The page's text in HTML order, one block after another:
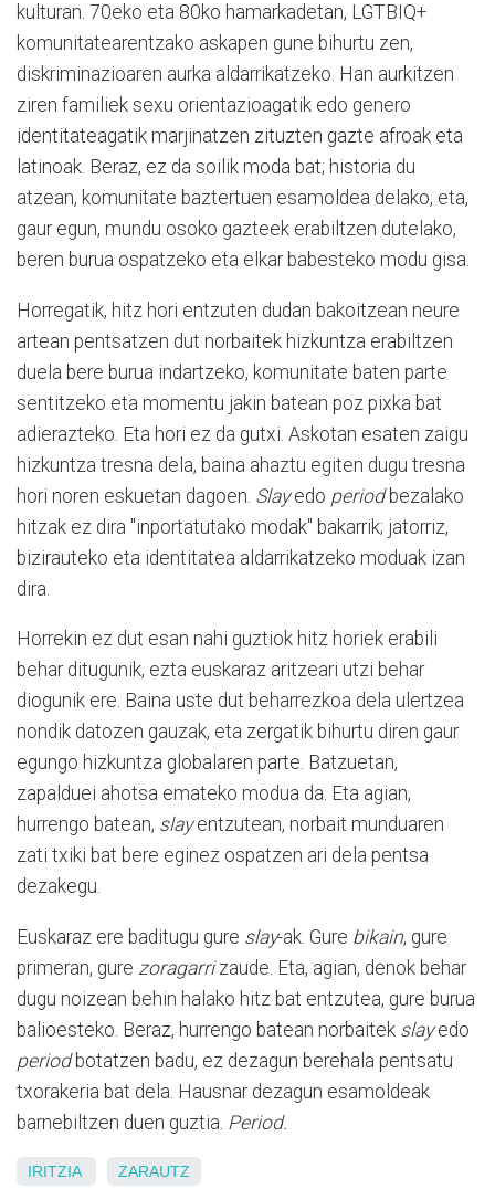
kulturan. 70eko eta 80ko hamarkadetan, LGTBIQ+
komunitatearentzako askapen gune bihurtu zen,
diskriminazioaren aurka aldarrikatzeko. Han aurkitzen
ziren familiek sexu orientazioagatik edo genero
identitateagatik marjinatzen zituzten gazte afroak eta
latinoak. Beraz, ez da soilik moda bat; historia du
atzean, komunitate baztertuen esamoldea delako, eta,
gaur egun, mundu osoko gazteek erabiltzen dutelako,
beren burua ospatzeko eta elkar babesteko modu gisa.
Horregatik, hitz hori entzuten dudan bakoitzean neure
artean pentsatzen dut norbaitek hizkuntza erabiltzen
duela bere burua indartzeko, komunitate baten parte
sentitzeko eta momentu jakin batean poz pixka bat
adierazteko. Eta hori ez da gutxi. Askotan esaten zaigu
hizkuntza tresna dela, baina ahaztu egiten dugu tresna
hori noren eskuetan dagoen. Slayedo periodbezalako
hitzak ez dira "inportatutako modak" bakarrik; jatorriz,
bizirauteko eta identitatea aldarrikatzeko moduak izan
dira.
Horrekin ez dut esan nahi guztiok hitz horiek erabili
behar ditugunik, ezta euskaraz aritzeari utzi behar
diogunik ere. Baina uste dut beharrezkoa dela ulertzea
nondik datozen gauzak, eta zergatik bihurtu diren gaur
egungo hizkuntza globalaren parte. Batzuetan,
zapalduei ahotsa emateko modua da. Eta agian,
hurrengo batean, slayentzutean, norbait munduaren
zati txiki bat bere eginez ospatzen ari dela pentsa
dezakegu.
Euskaraz ere baditugu gure slay-ak. Gure bikain, gure
primeran, gure zoragarrizaude. Eta, agian, denok behar
dugu noizean behin halako hitz bat entzutea, gure burua
balioesteko. Beraz, hurrengo batean norbaitek slayedo
periodbotatzen badu, ez dezagun berehala pentsatu
txorakeria bat dela. Hausnar dezagun esamoldeak
barnebiltzen duen guztia. Period.
IRITZIA ZARAUTZ